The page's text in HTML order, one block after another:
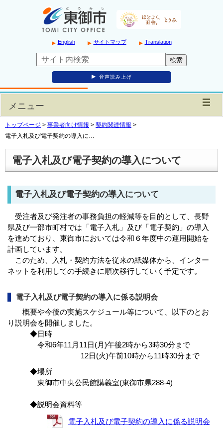
English サイトマップ Translation
音声読み上げ
メニュー
トップページ > 事業者向け情報 > 契約関連情報 >
電子入札及び電子契約の導入に…
電子入札及び電子契約の導入について
電子入札及び電子契約の導入について
受注者及び発注者の事務負担の軽減等を目的として、長野
県及び一部市町村では「電子入札」及び「電子契約」の導入
を進めており、東御市においては令和６年度中の運用開始を
計画しています。
このため、入札・契約方法を従来の紙媒体から、インター
ネットを利用しての手続きに順次移行していく予定です。
電子入札及び電子契約の導入に係る説明会
概要や今後の実施スケジュール等について、以下のとお
り説明会を開催しました。
◆日時
令和6年11月11日(月)午後2時から3時30分まで
12日(火)午前10時から11時30分まで
◆場所
東御市中央公民館講義室(東御市県288-4)
◆説明会資料等
電子入札及び電子契約の導入に係る説明会